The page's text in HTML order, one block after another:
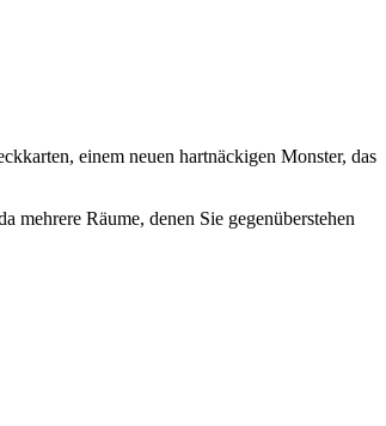
einem neuen hartnäckigen Monster, das
mehrere Räume, denen Sie gegenüberstehen